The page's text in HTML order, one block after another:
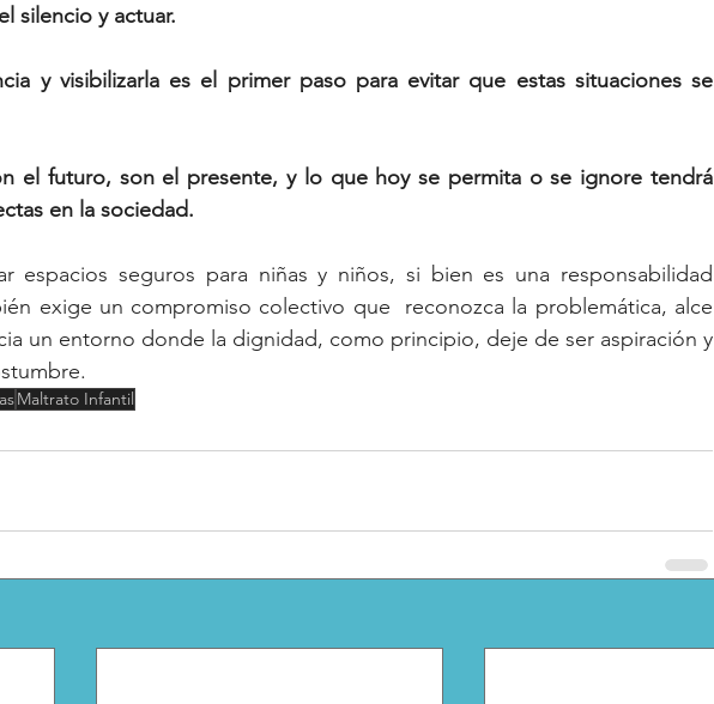
silencio y actuar.
y visibilizarla es el primer paso para evitar que estas situaciones se
el futuro, son el presente, y lo que hoy se permita o se ignore tendrá
en la sociedad.
espacios seguros para niñas y niños, si bien es una responsabilidad
exige un compromiso colectivo que  reconozca la problemática, alce
un entorno donde la dignidad, como principio, deje de ser aspiración y
Maltrato Infantil